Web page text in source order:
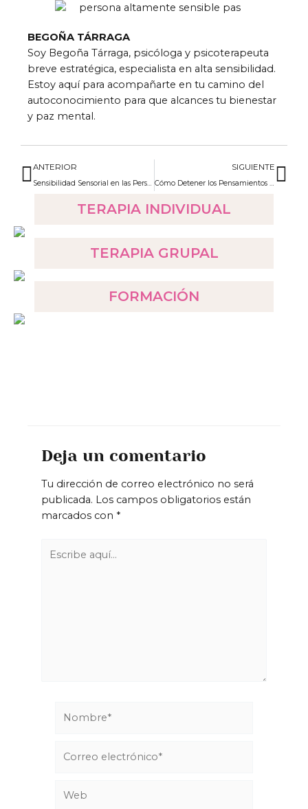
BEGOÑA TÁRRAGA
Soy Begoña Tárraga, psicóloga y psicoterapeuta
breve estratégica, especialista en alta sensibilidad.
Estoy aquí para acompañarte en tu camino del
autoconocimiento para que alcances tu bienestar
y paz mental.
ANTERIOR
Sensibilidad Sensorial en las Personas Altamente Sensibles (PAS)
SIGUIENTE
Cómo Detener los Pensamientos en Bucle
TERAPIA INDIVIDUAL
TERAPIA GRUPAL
FORMACIÓN
Deja un comentario
Tu dirección de correo electrónico no será
publicada. Los campos obligatorios están
marcados con *